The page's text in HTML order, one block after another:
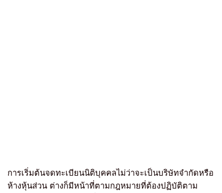
การเริ่มต้นจดทะเบียนนิติบุคคลไม่ว่าจะเป็นบริษัทจำกัดหรือ
ห้างหุ้นส่วน ต่างก็มีหน้าที่ตามกฎหมายที่ต้องปฏิบัติตาม